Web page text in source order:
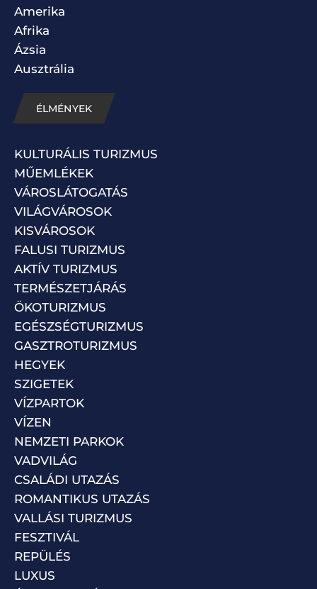
Amerika
Afrika
Ázsia
Ausztrália
ÉLMÉNYEK
KULTURÁLIS TURIZMUS
MŰEMLÉKEK
VÁROSLÁTOGATÁS
VILÁGVÁROSOK
KISVÁROSOK
FALUSI TURIZMUS
AKTÍV TURIZMUS
TERMÉSZETJÁRÁS
ÖKOTURIZMUS
EGÉSZSÉGTURIZMUS
GASZTROTURIZMUS
HEGYEK
SZIGETEK
VÍZPARTOK
VÍZEN
NEMZETI PARKOK
VADVILÁG
CSALÁDI UTAZÁS
ROMANTIKUS UTAZÁS
VALLÁSI TURIZMUS
FESZTIVÁL
REPÜLÉS
LUXUS